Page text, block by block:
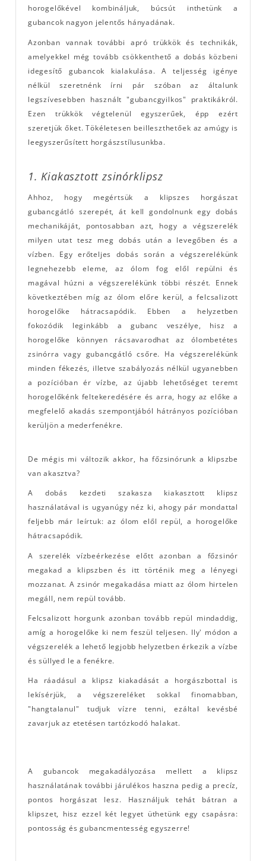
horogelőkével kombináljuk, búcsút inthetünk a
gubancok nagyon jelentős hányadának.
Azonban vannak további apró trükkök és technikák,
amelyekkel még tovább csökkenthető a dobás közbeni
idegesítő gubancok kialakulása. A teljesség igénye
nélkül szeretnénk írni pár szóban az általunk
legszívesebben használt "gubancgyilkos" praktikákról.
Ezen trükkök végtelenül egyszerűek, épp ezért
szeretjük őket. Tökéletesen beilleszthetőek az amúgy is
leegyszerűsített horgászstílusunkba.
1. Kiakasztott zsinórklipsz
Ahhoz, hogy megértsük a klipszes horgászat
gubancgátló szerepét, át kell gondolnunk egy dobás
mechanikáját, pontosabban azt, hogy a végszerelék
milyen utat tesz meg dobás után a levegőben és a
vízben. Egy erőteljes dobás során a végszerelékünk
legnehezebb eleme, az ólom fog elől repülni és
magával húzni a végszerelékünk többi részét. Ennek
következtében míg az ólom előre kerül, a felcsalizott
horogelőke hátracsapódik. Ebben a helyzetben
fokozódik leginkább a gubanc veszélye, hisz a
horogelőke könnyen rácsavarodhat az ólombetétes
zsinórra vagy gubancgátló csőre. Ha végszerelékünk
minden fékezés, illetve szabályozás nélkül ugyanebben
a pozícióban ér vízbe, az újabb lehetőséget teremt
horogelőkénk feltekeredésére és arra, hogy az előke a
megfelelő akadás szempontjából hátrányos pozícióban
kerüljön a mederfenékre.
De mégis mi változik akkor, ha főzsinórunk a klipszbe
van akasztva?
A dobás kezdeti szakasza kiakasztott klipsz
használatával is ugyanúgy néz ki, ahogy pár mondattal
feljebb már leírtuk: az ólom elől repül, a horogelőke
hátracsapódik.
A szerelék vízbeérkezése előtt azonban a főzsinór
megakad a klipszben és itt történik meg a lényegi
mozzanat. A zsinór megakadása miatt az ólom hirtelen
megáll, nem repül tovább.
Felcsalizott horgunk azonban tovább repül mindaddig,
amíg a horogelőke ki nem feszül teljesen. Ily' módon a
végszerelék a lehető legjobb helyzetben érkezik a vízbe
és süllyed le a fenékre.
Ha ráadásul a klipsz kiakadását a horgászbottal is
lekísérjük, a végszereléket sokkal finomabban,
"hangtalanul" tudjuk vízre tenni, ezáltal kevésbé
zavarjuk az etetésen tartózkodó halakat.
A gubancok megakadályozása mellett a klipsz
használatának további járulékos haszna pedig a precíz,
pontos horgászat lesz. Használjuk tehát bátran a
klipszet, hisz ezzel két legyet üthetünk egy csapásra:
pontosság és gubancmentesség egyszerre!